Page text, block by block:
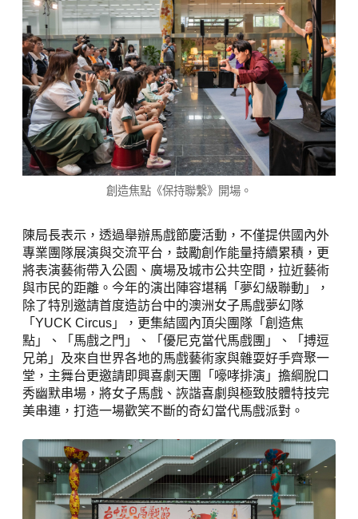
創造焦點《保持聯繫》開場。
陳局長表示，透過舉辦馬戲節慶活動，不僅提供國內外
專業團隊展演與交流平台，鼓勵創作能量持續累積，更
將表演藝術帶入公園、廣場及城市公共空間，拉近藝術
與市民的距離。今年的演出陣容堪稱「夢幻級聯動」，
除了特別邀請首度造訪台中的澳洲女子馬戲夢幻隊
「YUCK Circus」，更集結國內頂尖團隊「創造焦
點」、「馬戲之門」、「優尼克當代馬戲團」、「搏逗
兄弟」及來自世界各地的馬戲藝術家與雜耍好手齊聚一
堂，主舞台更邀請即興喜劇天團「嚎哮排演」擔綱脫口
秀幽默串場，將女子馬戲、詼諧喜劇與極致肢體特技完
美串連，打造一場歡笑不斷的奇幻當代馬戲派對。